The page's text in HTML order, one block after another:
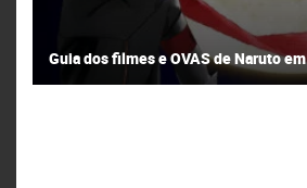
Guia dos filmes e OVAS de Naruto